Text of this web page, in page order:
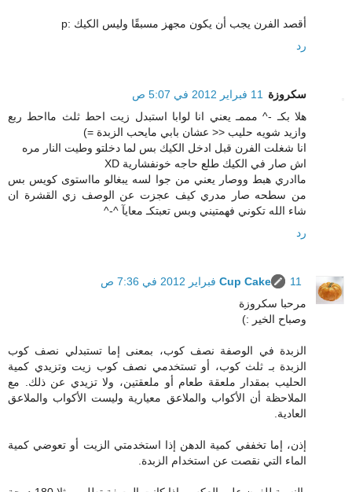
أقصد الفرن يجب أن يكون مجهز مسبقًا وليس الكيك :p
رد
سكروزة 11 فبراير 2012 في 5:07 ص
هلا بكـ -^ مممـ يعني انا لوابا استبدل زيت احط ثلث مااحط ربع
وازيد شويه حليب << عشان بابي مايحب الزبدة =)
انا شغلت الفرن قبل ادخل الكيك بس لما دخلتو وطيت النار مره
اش صار في الكيك طلع حاجه خونفشارية XD
ماادري هبط ووصار يعني من جوا لسه يبغالو مااستوى كويس بس
من سطحه صار مدري كيف عجزت عن الوصف زي القشرة ان
شاء الله تكوني فهمتيني وبس تعبتكـ معايآ ^-^
رد
Cup Cake
11 فبراير 2012 في 7:36 ص
مرحبا سكروزة
وصباح الخير :)
الزبدة في الوصفة نصف كوب، بمعنى إما تستبدلي نصف كوب
الزبدة بـ ثلث كوب، أو تستخدمي نصف كوب زيت وتزيدي كمية
الحليب بمقدار ملعقة طعام أو ملعقتين، ولا تزيدي عن ذلك. مع
الملاحظة أن الأكواب والملاعق معيارية وليست الأكواب والملاعق
العادية.
إذن، إما تخففي كمية الدهن إذا استخدمتي الزيت أو تعوضي كمية
الماء التي نقصت عن استخدام الزبدة.